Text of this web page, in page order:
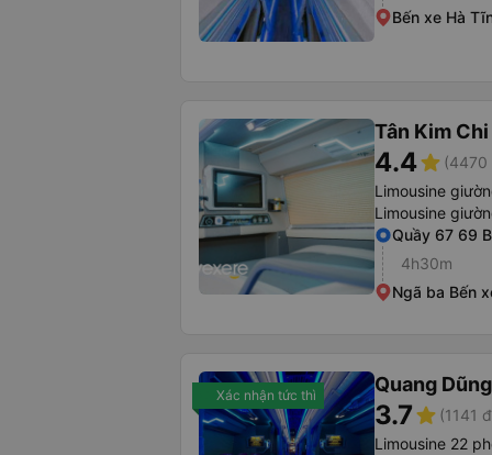
Bến xe Hà
Tân Kim Chi
4.4star (4470
Limousine
Limousine
Quầy 67 69
4h30m
Ngã ba Bến
Xác nhận tức thì Quang
3.7star (1141
Limousine 22